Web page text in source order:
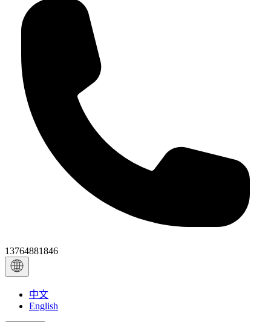
13764881846
中文
English